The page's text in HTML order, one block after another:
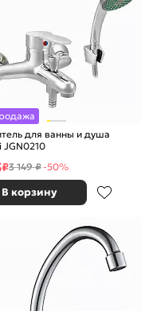
для ванны и душа
JGN0210
₽3 149 ₽-50%
В корзину